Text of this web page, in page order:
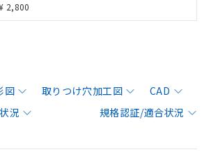
2,800
図 取りつけ穴加工図
CAD
況
規格認証/適合状況